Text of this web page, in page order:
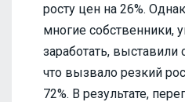
росту цен на 26%.
многие собственники,
заработать,
что вызвало резкий
72%. В результате,